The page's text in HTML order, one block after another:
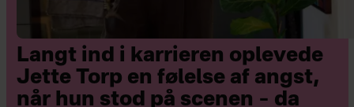
Langt ind i karrieren oplevede
Jette Torp en følelse af angst,
når hun stod på scenen – da